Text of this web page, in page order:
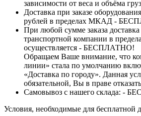
зависимости от веса и объёма
Доставка при заказе
рублей в пределах МКАД -
При любой сумме заказа
транспортной компании в
осуществляется - БЕСПЛАТНО!
Обращаем Ваше внимание, что
линии» стала по умолчанию
«Доставка по городу». Данная
обязательной, Вы в праве
Самовывоз с нашего склада: -
Условия, необходимые для бесплатной